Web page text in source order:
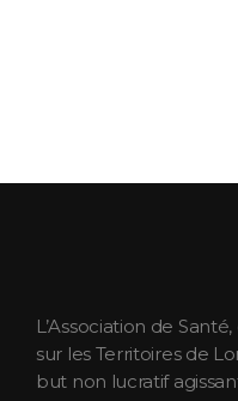
L’Association de
sur les Territoires de
but non lucratif